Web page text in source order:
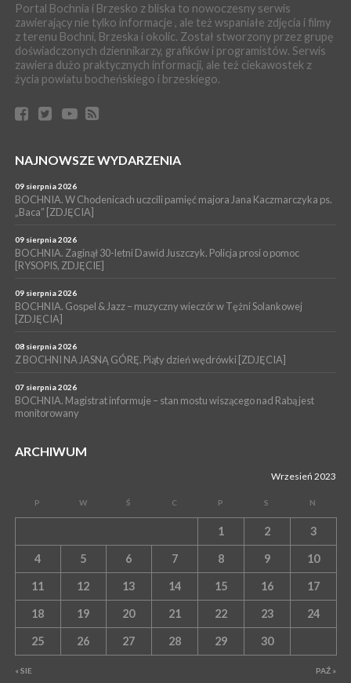
rodziców
WYDARZENIA
06 sierpnia 2026
POWIAT BRZESKI. W Wytrzyszczce karetka zderzyła się z
samochodem osobowym
06 sierpnia 2026
06 sierpnia 2026
LIPNICA MUROWANA. Oddaj krew, pomóż potrzebującym!
06 sierpnia 2026
BOCHNIA. W niedzielę Muzyczna Altana, a w niej Orkiestra Dęta
Kopalni Soli Bochnia
Portal Bochnia i Brzesko z bliska to nowoczesny serwis
zawierający nie tylko informacje , ale też wspaniałe zdjęcia i filmy
z terenu Bochni, Brzeska i okolic. Został stworzony przez grupę
doświadczonych dziennikarzy, grafików i programistów. Serwis
zawiera dużo praktycznych informacji, ale też ciekawostek z
życia powiatu bocheńskiego i brzeskiego.
NAJNOWSZE WYDARZENIA
09 sierpnia 2026
BOCHNIA. W Chodenicach uczcili pamięć majora Jana Kaczmarczyka ps.
„Baca” [ZDJĘCIA]
09 sierpnia 2026
BOCHNIA. Zaginął 30-letni Dawid Juszczyk. Policja prosi o pomoc
[RYSOPIS, ZDJĘCIE]
09 sierpnia 2026
BOCHNIA. Gospel & Jazz – muzyczny wieczór w Tężni Solankowej
[ZDJĘCIA]
08 sierpnia 2026
Z BOCHNI NA JASNĄ GÓRĘ. Piąty dzień wędrówki [ZDJĘCIA]
07 sierpnia 2026
BOCHNIA. Magistrat informuje – stan mostu wiszącego nad Rabą jest
monitorowany
ARCHIWUM
Wrzesień 2023
P W Ś C P S N
« SIE PAŹ »
1 2 3
4 5 6 7 8 9 10
11 12 13 14 15 16 17
18 19 20 21 22 23 24
25 26 27 28 29 30